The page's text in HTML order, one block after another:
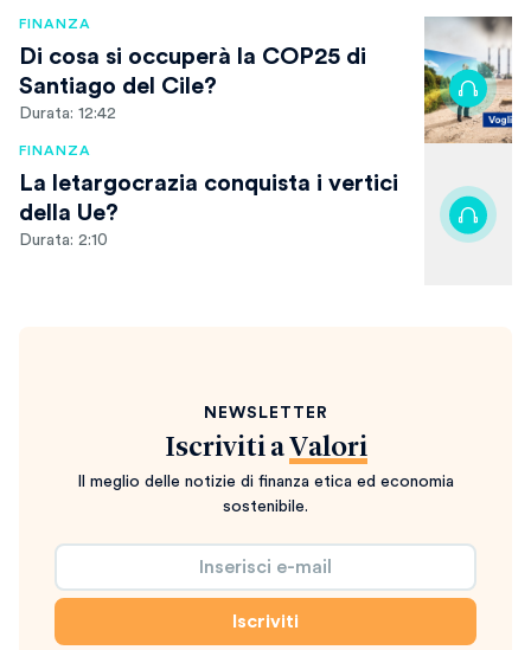
FINANZA
Di cosa si occuperà la COP25 di
Santiago del Cile?
Durata: 12:42
FINANZA
La letargocrazia conquista i vertici
della Ue?
Durata: 2:10
NEWSLETTER
Iscriviti a Valori
Il meglio delle notizie di finanza etica ed economia
sostenibile.